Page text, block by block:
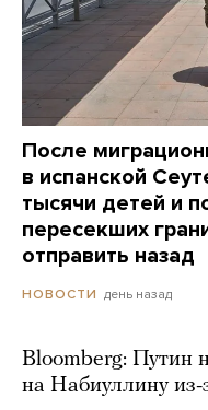
После
в испанской
тысячи детей и
пересекших
отправить назад
НОВОСТИ день назад
Bloomberg: Путин
на Набиуллину из-